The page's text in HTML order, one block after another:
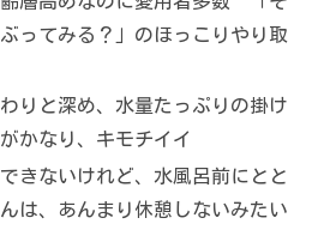
ってみる？」のほっこりやり取
りと深め、水量たっぷりの掛け
かなり、キモチイイ
きないけれど、水風呂前にとと
は、あんまり休憩しないみたい